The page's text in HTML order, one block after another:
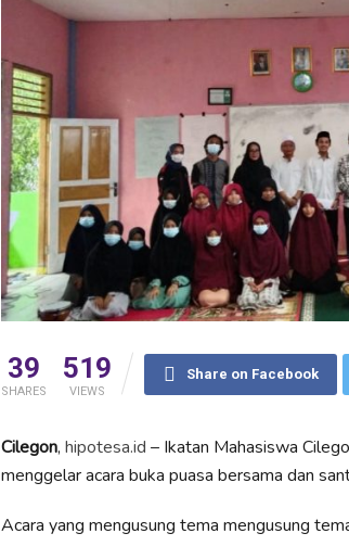
39
SHARES
519
VIEWS
Share on Facebook
Cilegon, hipotesa.id – Ikatan Mahasiswa
menggelar acara buka puasa bersama dan
Acara yang mengusung tema mengusung